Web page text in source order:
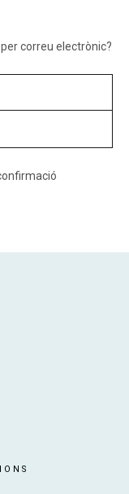
correu electrònic?